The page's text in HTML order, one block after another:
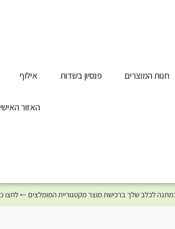
חנות המוצרים פנסיון בשדות אילוף
האזור האישי